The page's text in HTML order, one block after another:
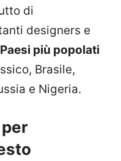
di
designers e
Paesi più popolati
Brasile,
e Nigeria.